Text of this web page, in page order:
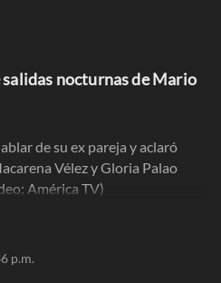
nocturnas de Mario
de su ex pareja y aclaró
Vélez y Gloria Palao
América TV)
p.m.